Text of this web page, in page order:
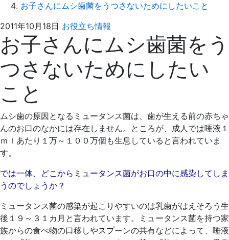
お子さんにムシ歯菌をうつさないためにしたいこと
2011年10月18日 お役立ち情報
年
4
月
4
ば
た
歯
科
お子さんにムシ歯菌をう
つさないためにしたい
こと
ムシ歯の原因となるミュータンス菌は、歯が生える前の赤ちゃ
んのお口のなかには存在しません。ところが、成人では唾液１
ｍｌあたり１万～１００万個も生息していると言われていま
す。
では一体、どこからミュータンス菌がお口の中に感染してしま
うのでしょうか？
ミュータンス菌の感染が起こりやすいのは乳歯がはえそろう生
後１９～３１カ月と言われています。ミュータンス菌を持つ家
族からの食べ物の口移しやスプーンの共有などによって、唾液